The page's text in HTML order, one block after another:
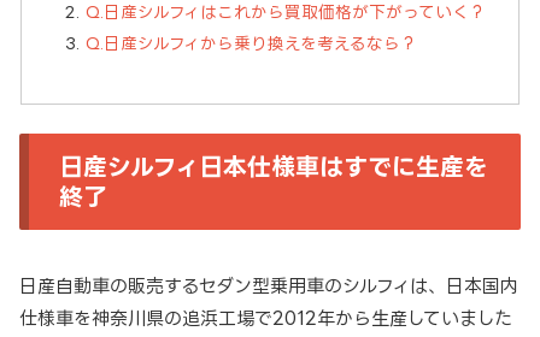
Q.日産シルフィはこれから買取価格が下がっていく？
Q.日産シルフィから乗り換えを考えるなら？
日産シルフィ日本仕様車はすでに生産を
終了
日産自動車の販売するセダン型乗用車のシルフィは、日本国内
仕様車を神奈川県の追浜工場で2012年から生産していました